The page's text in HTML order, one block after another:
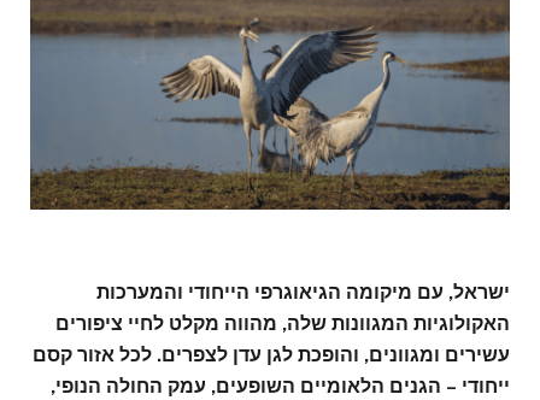
ישראל, עם מיקומה הגיאוגרפי הייחודי והמערכות
האקולוגיות המגוונות שלה, מהווה מקלט לחיי ציפורים
עשירים ומגוונים, והופכת לגן עדן לצפרים. לכל אזור קסם
ייחודי – הגנים הלאומיים השופעים, עמק החולה הנופי,